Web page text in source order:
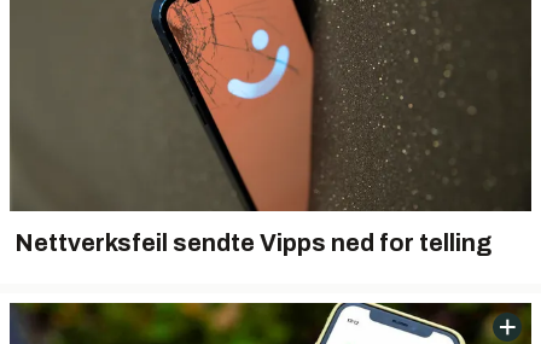
Nettverksfeil sendte Vipps ned for telling